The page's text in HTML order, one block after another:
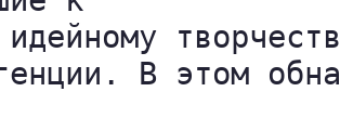
В этом